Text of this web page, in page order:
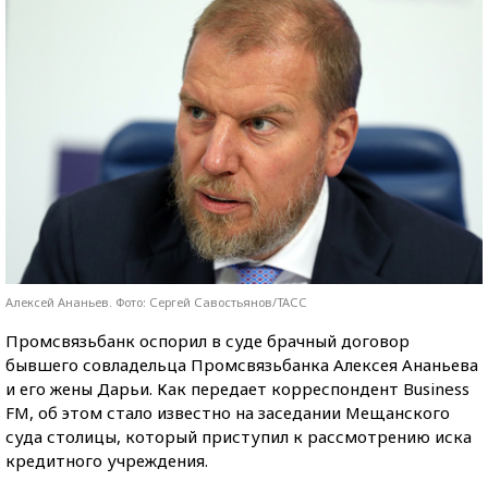
Алексей Ананьев. Фото: Сергей Савостьянов/ТАСС
Промсвязьбанк оспорил в суде брачный договор
бывшего совладельца Промсвязьбанка Алексея Ананьева
и его жены Дарьи. Как передает корреспондент Business
FM, об этом стало известно на заседании Мещанского
суда столицы, который приступил к рассмотрению иска
кредитного учреждения.